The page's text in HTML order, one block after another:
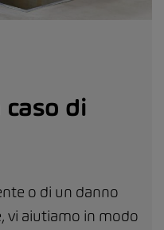
di
o di un danno
vi aiutiamo in modo